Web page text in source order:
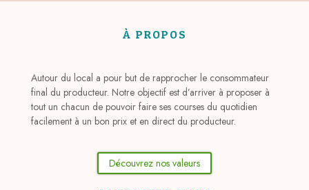
À PROPOS
Autour du local a pour but de rapprocher le consommateur
final du producteur. Notre objectif est d’arriver à proposer à
tout un chacun de pouvoir faire ses courses du quotidien
facilement à un bon prix et en direct du producteur.
Découvrez nos valeurs